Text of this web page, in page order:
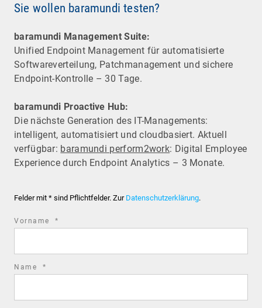
Sie wollen baramundi testen?
baramundi Management Suite:
Unified Endpoint Management für automatisierte
Software­verteilung, Patchmanagement und sichere
Endpoint-Kontrolle – 30 Tage.
baramundi Proactive Hub:
Die nächste Generation des IT-Managements:
intelligent, automatisiert und cloudbasiert. Aktuell
verfügbar: baramundi perform2work: Digital Employee
Experience durch Endpoint Analytics – 3 Monate.
Felder mit * sind Pflichtfelder. Zur Datenschutzerklärung.
Vorname *
Name *